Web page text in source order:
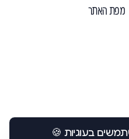
בעוגיות 🍪
מפת האתר